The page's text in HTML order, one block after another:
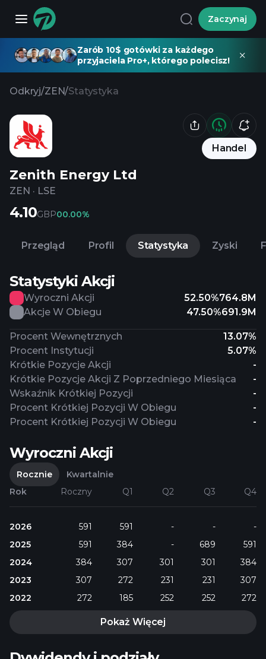
Zaczynaj
Zarób 10$ gotówki za każdego
przyjaciela Pro+, którego polecisz!
Odkryj/ZEN/Statystyka
Handel
Zenith Energy Ltd
ZEN · LSE
4.10GBP00.00%
Przegląd Profil Statystyka Zyski
Statystyki Akcji
Wyroczni Akcji 52.50%764.8M
Akcje W Obiegu
47.50%691.9M
Procent Wewnętrznych
13.07%
Procent Instytucji
5.07%
Krótkie Pozycje Akcji
-
Krótkie Pozycje Akcji Z Poprzedniego Miesiąca
-
Wskaźnik Krótkiej Pozycji
-
Procent Krótkiej Pozycji W Obiegu
-
Procent Krótkiej Pozycji W Obiegu
-
Wyroczni Akcji
Rocznie
Kwartalnie
Rok
Roczny Q1 Q2 Q3 Q4
2026 591 591 - -
-
2025
591 384 - 689
591
2024
384 307 301 301
384
2023
307 272 231 231
307
2022
272 185 252 252 272
Pokaż Więcej